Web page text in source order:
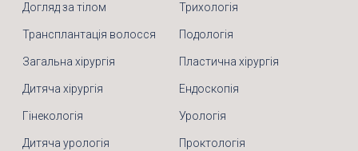
Догляд за тілом Трихологія
Трансплантація волосся Подологія
Загальна хірургія Пластична хірургія
Дитяча хірургія Ендоскопія
Гінекологія Урологія
Дитяча урологія Проктологія